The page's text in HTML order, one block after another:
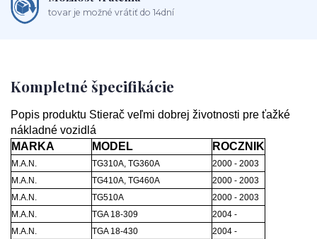
tovar je možné vrátiť do 14dní
Kompletné špecifikácie
Popis produktu Stierač veľmi dobrej životnosti pre ťažké
nákladné vozidlá
MARKA
MODEL ROCZNIK
M.A.N. TG310A, TG360A
2000 - 2003
M.A.N.
TG410A, TG460A
2000 - 2003
M.A.N.
TG510A
2000 - 2003
M.A.N.
TGA 18-309
2004 -
M.A.N.
TGA 18-430
2004 -